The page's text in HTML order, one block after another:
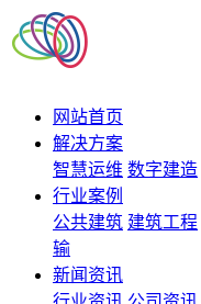
网站首页
解决方案
智慧运维 数字建造
行业案例
公共建筑 建筑工程
输
新闻资讯